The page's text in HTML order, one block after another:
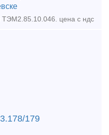
цена с ндс
179